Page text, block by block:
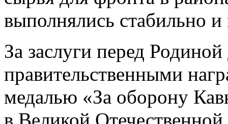
выполнялись стабильно и
За заслуги перед
правительственными
медалью «За оборону
в Великой